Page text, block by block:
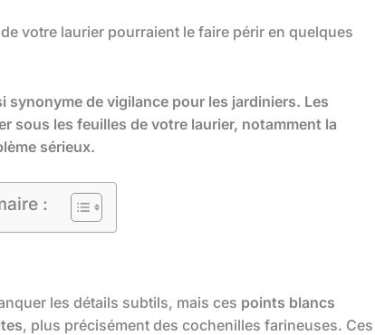
votre laurier pourraient le faire périr en quelques
synonyme de vigilance pour les jardiniers. Les
sous les feuilles de votre laurier, notamment la
sérieux.
:
les détails subtils, mais ces points blancs
, plus précisément des cochenilles farineuses. Ces